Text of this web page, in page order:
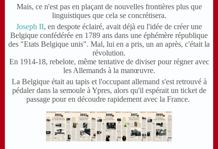
Mais, ce n'est pas en plaçant de nouvelles frontières plus que
linguistiques que cela se concrétisera.
Joseph II, en despote éclairé, avait déjà eu l'idée de créer une
Belgique confédérée en 1789 ans dans une éphémère république
des "Etats Belgique unis". Mal, lui en a pris, un an après, c'était la
révolution.
En 1914-18, rebelote, même tentative de diviser pour régner avec
les Allemands à la manœuvre.
La Belgique était au tapis et l'occupant allemand s'est retrouvé à
pédaler dans la semoule à Ypres, alors qu'il espérait un ticket de
passage pour en découdre rapidement avec la France.